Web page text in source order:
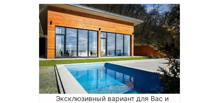
Эксклюзивный вариант для Вас и